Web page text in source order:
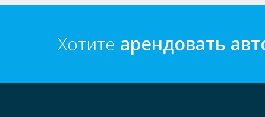
Хотите арендовать